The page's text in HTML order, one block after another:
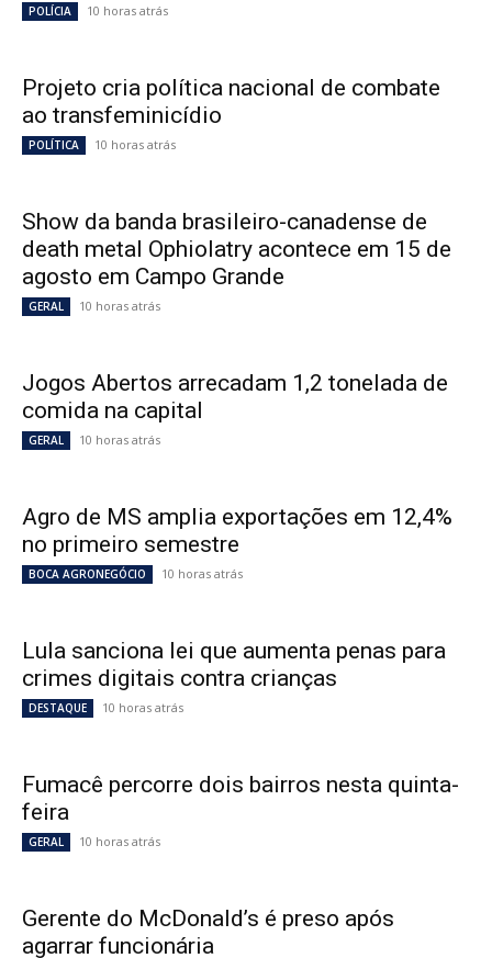
POLÍCIA 10 horas atrás
Projeto cria política nacional de combate
ao transfeminicídio
POLÍTICA 10 horas atrás
Show da banda brasileiro-canadense de
death metal Ophiolatry acontece em 15 de
agosto em Campo Grande
GERAL 10 horas atrás
Jogos Abertos arrecadam 1,2 tonelada de
comida na capital
GERAL 10 horas atrás
Agro de MS amplia exportações em 12,4%
no primeiro semestre
BOCA AGRONEGÓCIO 10 horas atrás
Lula sanciona lei que aumenta penas para
crimes digitais contra crianças
DESTAQUE 10 horas atrás
Fumacê percorre dois bairros nesta quinta-
feira
GERAL 10 horas atrás
Gerente do McDonald’s é preso após
agarrar funcionária